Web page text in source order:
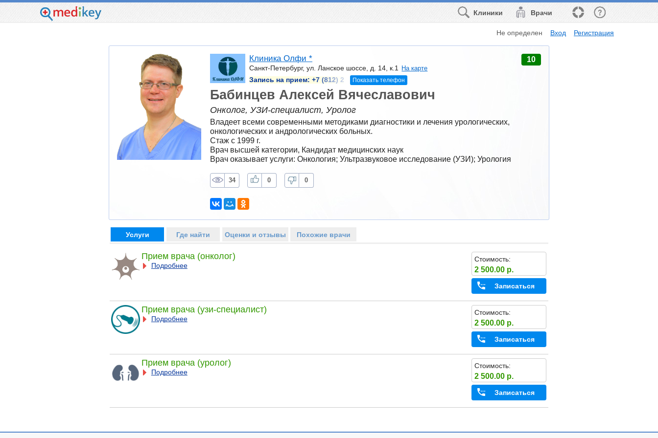
Врачи
Клиники
Не определен Вход Регистрация
Клиника Олфи *
Санкт-Петербург, ул. Ланское шоссе, д. 14, к.1
На карте
Запись на прием: +7 (812) 2 Показать телефон
10
Бабинцев Алексей Вячеславович
Онколог, УЗИ-специалист, Уролог
Владеет всеми современными методиками диагностики и лечения урологических,
онкологических и андрологических больных.
Стаж с 1999 г.
Врач высшей категории, Кандидат медицинских наук
Врач оказывает услуги: Онкология; Ультразвуковое исследование (УЗИ); Урология
34 0 0
Услуги Где найти Оценки и отзывы Похожие врачи
Прием врача (онколог)
Подробнее
Стоимость:
2 500.00 р.
Записаться
Прием врача (узи-специалист)
Подробнее
Стоимость:
2 500.00 р.
Записаться
Прием врача (уролог)
Подробнее
Стоимость:
2 500.00 р.
Записаться